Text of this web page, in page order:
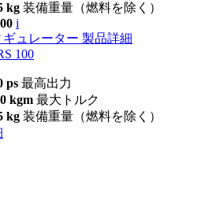
kg 装備重量（燃料を除く）
i
ギュレーター 製品詳細
100
ps 最高出力
kgm 最大トルク
kg 装備重量（燃料を除く）